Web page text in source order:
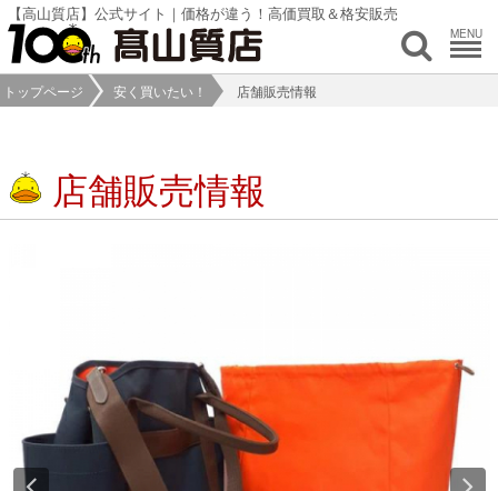
【高山質店】公式サイト｜価格が違う！高価買取＆格安販売
MENU
トップページ 安く買いたい！ 店舗販売情報
店舗販売情報